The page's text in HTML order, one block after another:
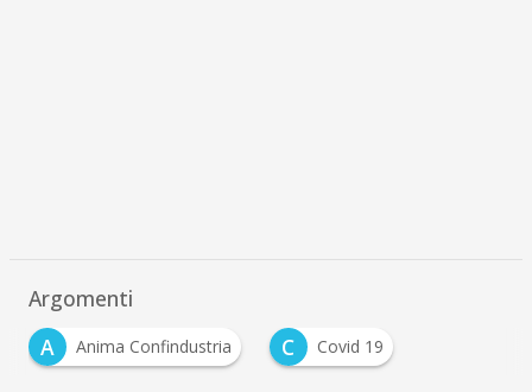
Argomenti
A
Anima Confindustria C Covid 19